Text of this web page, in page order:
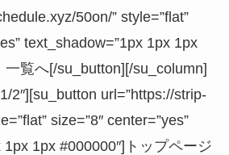
50on/” style=”flat”
text_shadow=”1px 1px 1px
覧へ[/su_button][/su_column]
2″][su_button url=”https://strip-
size=”8″ center=”yes”
1px #000000″]トップページ